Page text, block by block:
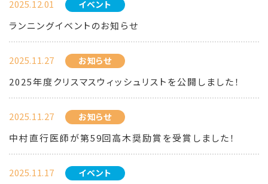
2025.12.01 イベント
ランニングイベントのお知らせ
2025.11.27 お知らせ
2025年度クリスマスウィッシュリストを公開しました！
2025.11.27 お知らせ
中村直行医師が第59回高木奨励賞を受賞しました！
2025.11.17 イベント